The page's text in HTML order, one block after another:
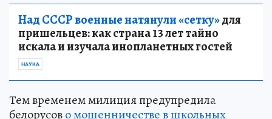
Над СССР военные натянули «сетку»для
пришельцев: как страна 13 лет тайно
искала и изучала инопланетных гостей
НАУКА
Тем временем милиция предупредила
белорусово мошенничестве в школьных